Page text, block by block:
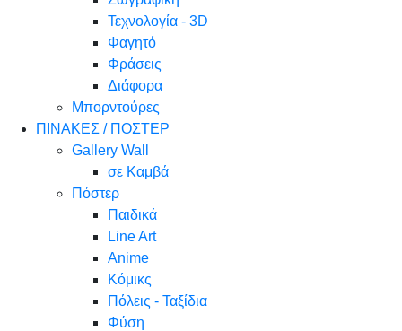
Τεχνολογία - 3D
Φαγητό
Φράσεις
Διάφορα
Μπορντούρες
ΠΙΝΑΚΕΣ / ΠΟΣΤΕΡ
Gallery Wall
σε Καμβά
Πόστερ
Παιδικά
Line Art
Anime
Κόμικς
Πόλεις - Ταξίδια
Φύση